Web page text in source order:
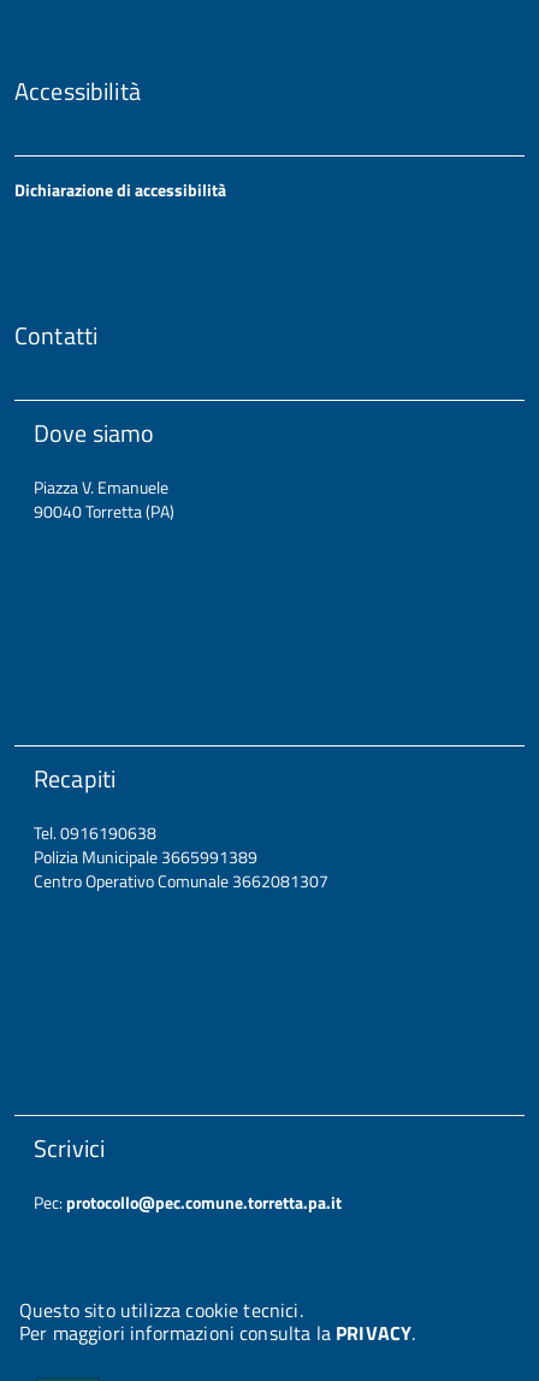
Questo sito utilizza cookie tecnici.
Per maggiori informazioni consulta la PRIVACY.
Accessibilità
Dichiarazione di accessibilità
Contatti
Dove siamo
Piazza V. Emanuele
90040 Torretta (PA)
Recapiti
Tel. 0916190638
Polizia Municipale 3665991389
Centro Operativo Comunale 3662081307
Scrivici
Pec:protocollo@pec.comune.torretta.pa.it